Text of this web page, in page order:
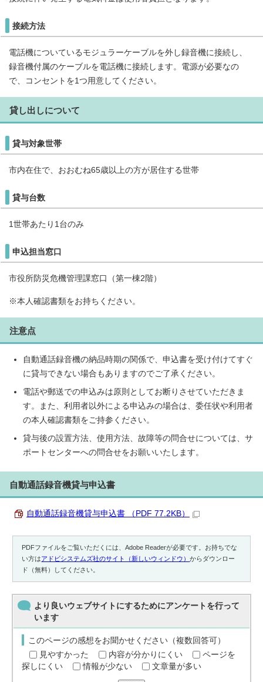
接続方法
電話機についているモジュラーケーブルを外し録音機に接続し、
録音機付属のケーブルを電話機に接続します。電源が必要なの
で、コンセントを1つ用意してください。
貸し出しについて
貸与対象世帯
市内在住で、おおむね65歳以上の方が居住する世帯
貸与台数
1世帯あたり1台のみ
申込担当窓口
市役所防災危機管理課窓口（第一棟2階）
※本人確認書類をお持ちください。
注意点
自動通話録音機の納品時期の関係で、申込書を受け付けてすぐ
に貸与できない場合もありますのでご了承ください。
電話や郵送での申込みは原則としてお断りさせていただきま
す。また、利用者以外による申込みの場合は、委任状や利用者
の本人確認書類をご持参ください。
貸与後の設置方法、使用方法、故障等の問合せについては、サ
ポートセンターへの問合せをお願いいたします。
自動通話録音機貸与申込書
自動通話録音機貸与申込書 （PDF 77.2KB）
PDFファイルをご覧いただくには、Adobe Readerが必要です。お持ちでな
い方はアドビシステムズ社のサイト（新しいウィンドウ）からダウンロー
ド（無料）してください。
より良いウェブサイトにするためにアンケートを行って
います
このページの感想をお聞かせください（複数回答可）
見やすかった
内容が分かりにくい
ページを
探しにくい
情報が少ない 文章量が多い